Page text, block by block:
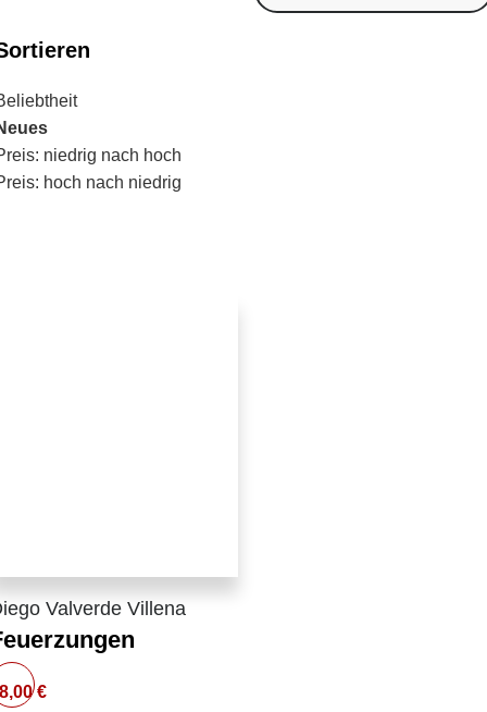
niedrig nach hoch
hoch nach niedrig
Valverde Villena
€